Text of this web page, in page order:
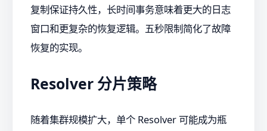
复制保证持久性，长时间事务意味着更大的日志
窗口和更复杂的恢复逻辑。五秒限制简化了故障
恢复的实现。
Resolver 分片策略
随着集群规模扩大，单个 Resolver 可能成为瓶